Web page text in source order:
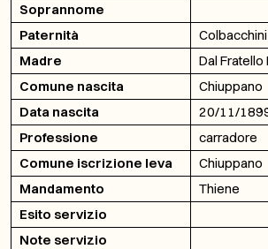
Soprannome
Paternità
Madre
Dal Fratello
Comune nascita
Chiuppano
Data nascita
20/11/
Professione
carradore
Comune iscrizione leva
Chiuppano
Mandamento
Thiene
Esito servizio
Note servizio